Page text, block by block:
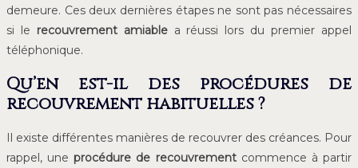
demeure. Ces deux dernières étapes ne sont pas nécessaires
si le recouvrement amiablea réussi lors du premier appel
téléphonique.
Qu’en est-il des procédures de
recouvrement habituelles ?
Il existe différentes manières de recouvrer des créances. Pour
rappel, une procédure de recouvrementcommence à partir